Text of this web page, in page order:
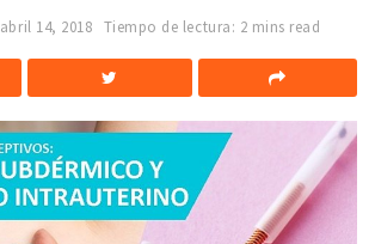
abril 14, 2018 Tiempo de lectura: 2 mins read